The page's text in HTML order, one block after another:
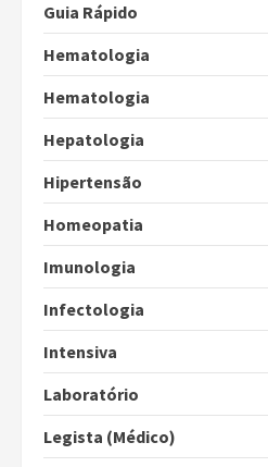
Guia Rápido
Hematologia
Hematologia
Hepatologia
Hipertensão
Homeopatia
Imunologia
Infectologia
Intensiva
Laboratório
Legista (Médico)